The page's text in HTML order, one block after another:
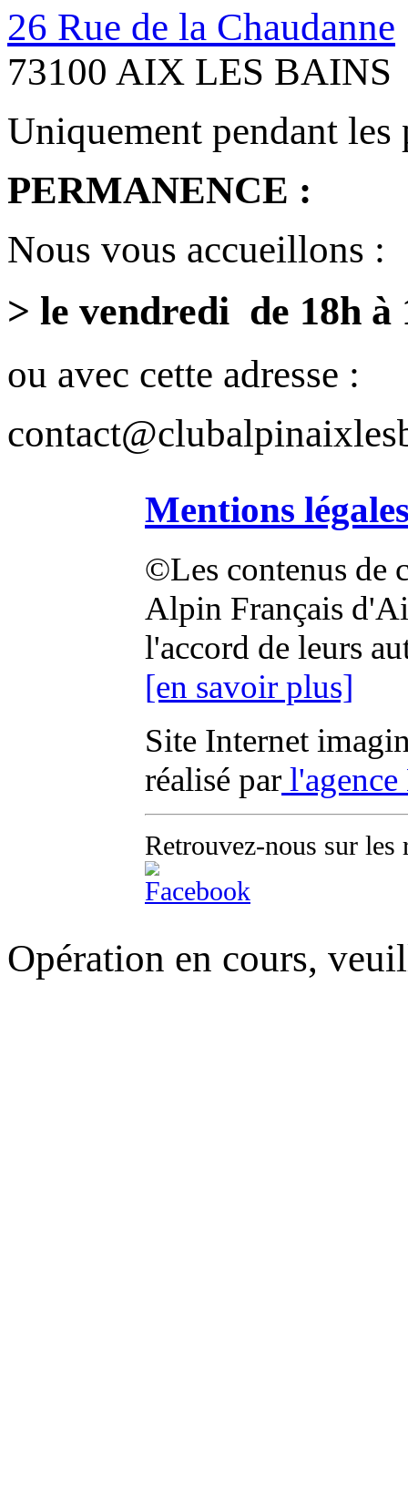
26 Rue de la Chaudanne
73100 AIX LES BAINS
Uniquement pendant les
PERMANENCE :
Nous vous accueillons :
> le vendredi de 18h à
ou avec cette adresse :
Mentions
©Les contenus de
Alpin Français
l'accord de leurs
[en savoir plus]
Site Internet
réalisé par
Retrouvez-nous sur les
Opération en cours,